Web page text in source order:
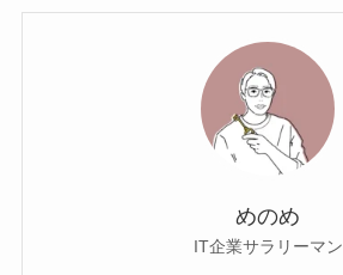
めのめ
IT企業サラリーマン